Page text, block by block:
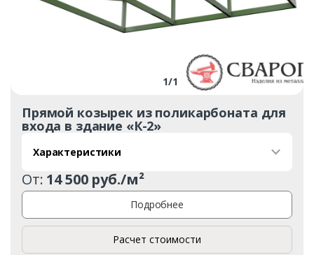
1/1
Прямой козырек из поликарбоната для
входа в здание «К-2»
Характеристики
От: 14 500 руб./м²
Подробнее
Расчет стоимости